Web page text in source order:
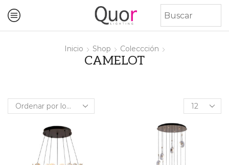
Inicio Shop Coleccción
CAMELOT
Products
per
page